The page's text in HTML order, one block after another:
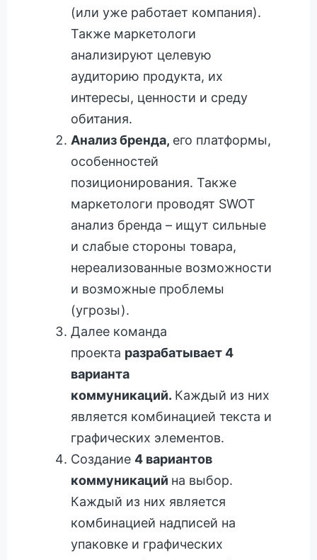
(или уже работает компания).
Также маркетологи
анализируют целевую
аудиторию продукта, их
интересы, ценности и среду
обитания.
Анализ бренда, его платформы,
особенностей
позиционирования. Также
маркетологи проводят SWOT
анализ бренда – ищут сильные
и слабые стороны товара,
нереализованные возможности
и возможные проблемы
(угрозы).
Далее команда
проекта разрабатывает 4
варианта
коммуникаций. Каждый из них
является комбинацией текста и
графических элементов.
Создание 4 вариантов
коммуникаций на выбор.
Каждый из них является
комбинацией надписей на
упаковке и графических